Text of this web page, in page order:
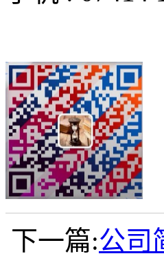
下一篇:公司